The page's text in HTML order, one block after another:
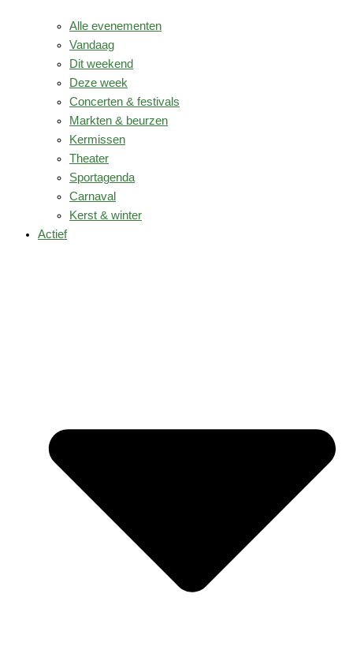
Alle evenementen
Vandaag
Dit weekend
Deze week
Concerten & festivals
Markten & beurzen
Kermissen
Theater
Sportagenda
Carnaval
Kerst & winter
Actief